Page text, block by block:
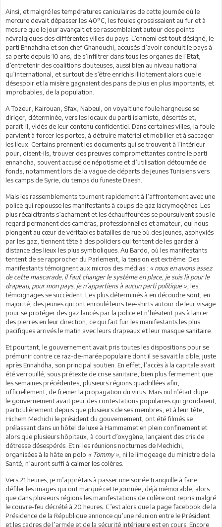
Ainsi, et malgré les températures caniculaires de cette journée où le
mercure devait dépasser les 40°C, les foules grossissaient au fur et à
mesure que le jour avançait et se rassemblaient autour des points
névralgiques des différentes villes du pays. L’ennemi est tout désigné, le
parti Ennahdha et son chef Ghanouchi, accusés d’avoir conduit le pays à
sa perte depuis 10 ans, de s’infiltrer dans tous les organes de l’Etat,
d’entretenir des coalitions douteuses, aussi bien au niveau national
qu’international, et surtout de s’être enrichis illicitement alors que le
désespoir et la misère gagnaient des pans de plus en plus importants, et
improbables, de la population.
A Tozeur, Kairouan, Sfax, Nabeul, on voyait une foule hargneuse se
diriger, déterminée, vers les locaux du parti islamiste, désertés et,
paraît-il, vidés de leur contenu confidentiel. Dans certaines villes, la foule
parvient à forcer les portes, à détruire matériel et mobilier et à saccager
les lieux. Certains prennent les documents qui se trouvent à l’intérieur
pour, disent-ils, trouver des preuves compromettantes contre le parti
ennahdha, souvent accusé de népotisme et d’utilisation détournée de
fonds, notamment lors de la vague de départs de jeunes Tunisiens vers
les camps de Syrie, du temps du funeste Daesh.
Mais les rassemblements tournent rapidement à l’affrontement avec une
police qui repousse les manifestants à coups de gaz lacrymogènes. Les
plus récalcitrants s’acharnent et les échauffourées se poursuivent sous le
regard permanent des caméras, professionnelles et amateur, qui nous
plongent au cœur de véritables batailles de rue où des jeunes, asphyxiés
par les gaz, tiennent tête à des policiers qui tentent de les garder à
distance des lieux les plus symboliques. Au Bardo, où les manifestants
tentent de se rapprocher du Parlement, la tension est extrême. Des
manifestants témoignent aux micros des médias : « nous en avons assez
de cette mascarade, il faut changer le système en place, je suis là pour le
drapeau, pour mon pays, je n’appartiens à aucun parti politique » , les
témoignages se succèdent. Les plus déterminés à en découdre sont, en
majorité, des jeunes qui ont enroulé leurs tee-shirts autour de leur visage
pour se protéger des gaz lancés par la police et n’hésitent pas à lancer
des pierres en leur direction, ce qui fait fuir les manifestants les plus
pacifiques arrivés le matin avec leurs drapeaux et leur masque sanitaire.
Et pourtant, le gouvernement avait pris toutes les dispositions pour se
prémunir contre ce raz-de-marée populaire dont il se savait la cible, juste
après Ennahdha, son principal soutien. En effet, l’accès à la capitale avait
été verrouillé, sous prétexte de crise sanitaire, bien plus fermement que
les semaines précédentes, plusieurs régions quadrillées afin,
officiellement, de freiner la propagation du virus. Mais nul n’était dupe …
le gouvernement avait peur des contestations populaires qui grondaient,
particulièrement depuis que plusieurs de ses membres, et à leur tête,
Hichem Mechichi le président du gouvernement, ont été filmés se
prélassant dans un hôtel de luxe à Hammamet en plein confinement et
alors que plusieurs hôpitaux, à court d’oxygène, lançaient des cris de
détresse désespérés. Et ni les réunions nocturnes de Mechichi,
organisées à la hâte en polo « Tommy » , ni le limogeage du ministre de la
Santé, n’auront suffi à calmer les colères.
Vers 21 heures, je m’apprêtais à passer une soirée tranquille à faire
défiler les images qui ont marqué cette journée, déjà mémorable, alors
que dans plusieurs régions les manifestations de colère ont repris malgré
le couvre-feu décrété à 20 heures. C’est alors que la page facebook de la
Présidence de la République annonce qu’une réunion entre le Président
et les cadres de l’armée et de la sécurité intérieure est en cours. Encore